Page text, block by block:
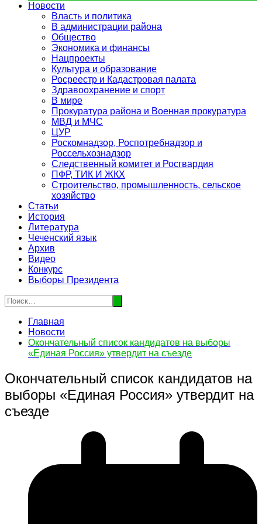
Новости
Власть и политика
В администрации района
Общество
Экономика и финансы
Нацпроекты
Культура и образование
Росреестр и Кадастровая палата
Здравоохранение и спорт
В мире
Прокуратура района и Военная прокуратура
МВД и МЧС
ЦУР
Роскомнадзор, Роспотребнадзор и
Россельхознадзор
Следственный комитет и Росгвардия
ПФР, ТИК И ЖКХ
Строительство, промышленность, сельское
хозяйство
Статьи
История
Литература
Чеченский язык
Архив
Видео
Конкурс
Выборы Президента
Главная
Новости
Окончательный список кандидатов на выборы
«Единая Россия» утвердит на съезде
Окончательный список кандидатов на
выборы «Единая Россия» утвердит на
съезде